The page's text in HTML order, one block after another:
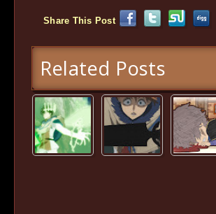
Share This Post
Related Posts